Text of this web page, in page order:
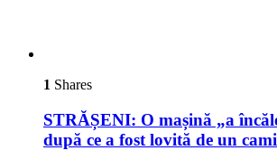
1 Shares
STRĂȘENI: O mașină „a
după ce a fost lovită de un